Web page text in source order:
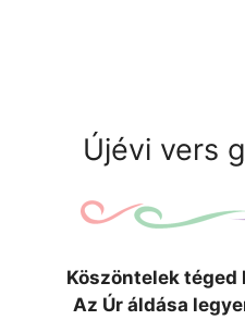
Újévi vers
Köszöntelek
Az Úr áldása